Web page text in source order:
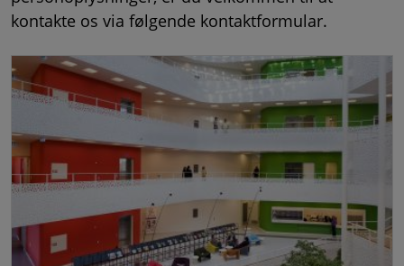
kontakte os via følgende kontaktformular.